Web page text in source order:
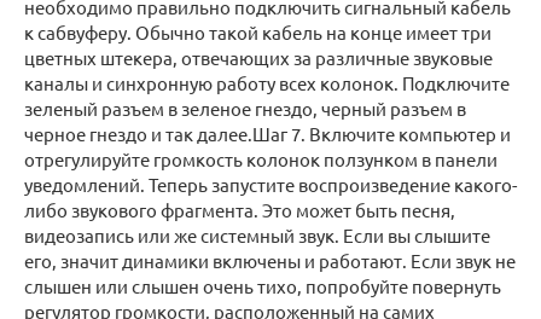
необходимо правильно подключить сигнальный кабель
к сабвуферу. Обычно такой кабель на конце имеет три
цветных штекера, отвечающих за различные звуковые
каналы и синхронную работу всех колонок. Подключите
зеленый разъем в зеленое гнездо, черный разъем в
черное гнездо и так далее.Шаг 7. Включите компьютер и
отрегулируйте громкость колонок ползунком в панели
уведомлений. Теперь запустите воспроизведение какого-
либо звукового фрагмента. Это может быть песня,
видеозапись или же системный звук. Если вы слышите
его, значит динамики включены и работают. Если звук не
слышен или слышен очень тихо, попробуйте повернуть
регулятор громкости, расположенный на самих